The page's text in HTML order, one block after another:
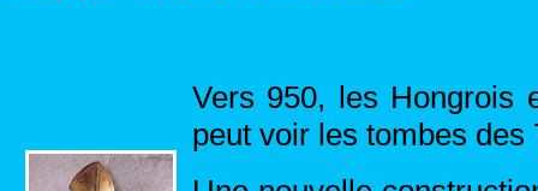
Vers 950, les Hongrois
peut voir les tombes